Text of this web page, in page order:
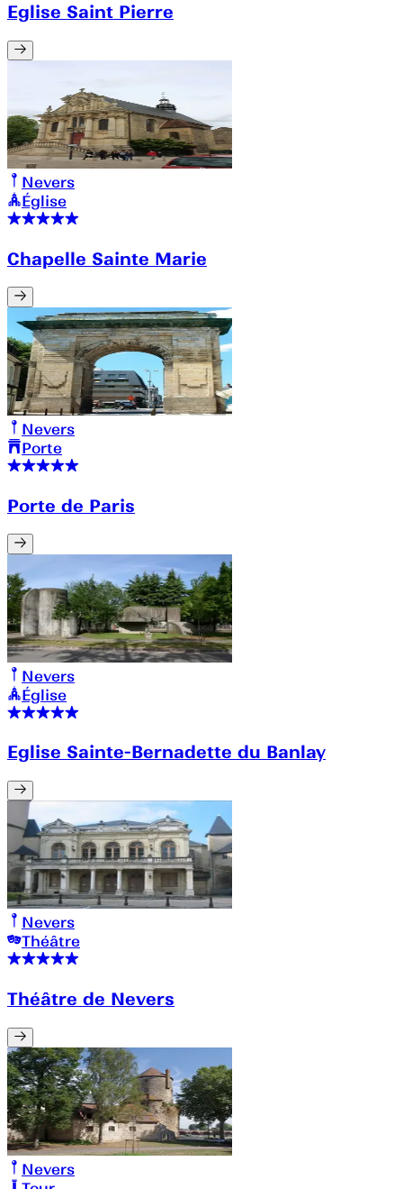
Eglise Saint Pierre
Nevers
Église
Chapelle Sainte Marie
Nevers
Porte
Porte de Paris
Nevers
Église
Eglise Sainte-Bernadette du Banlay
Nevers
Théâtre
Théâtre de Nevers
Nevers